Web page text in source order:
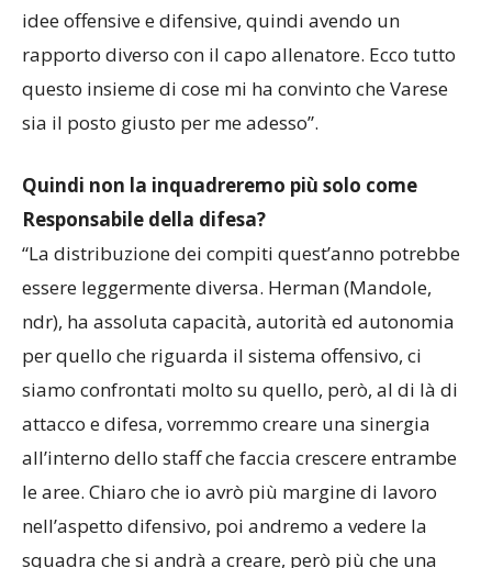
idee offensive e difensive, quindi avendo un
rapporto diverso con il capo allenatore. Ecco tutto
questo insieme di cose mi ha convinto che Varese
sia il posto giusto per me adesso”.
Quindi non la inquadreremo più solo come
Responsabile della difesa?
“La distribuzione dei compiti quest’anno potrebbe
essere leggermente diversa. Herman (Mandole,
ndr), ha assoluta capacità, autorità ed autonomia
per quello che riguarda il sistema offensivo, ci
siamo confrontati molto su quello, però, al di là di
attacco e difesa, vorremmo creare una sinergia
all’interno dello staff che faccia crescere entrambe
le aree. Chiaro che io avrò più margine di lavoro
nell’aspetto difensivo, poi andremo a vedere la
squadra che si andrà a creare, però più che una